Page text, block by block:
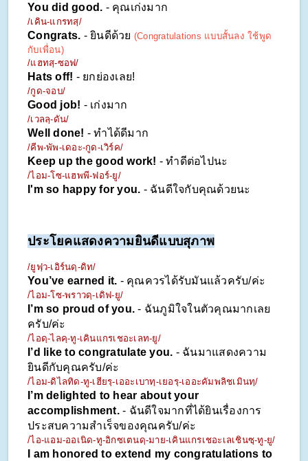
You did good. - คุณเก่งมาก
/เคิน-แกรทสฺ/
Congrats. - ยินดีด้วย (Congratulations แบบสั้นลง ใช้พูด
กับเพื่อน)
/แฮทสฺ-ซอฟ/
Hats off! - ยกย่องเลย!
/กูด-จอบ/
Good job! - เก่งมาก
/เวลลฺ-ดัน/
Well done! - ทำได้ดีมาก
/คีพ-พัพ-เดอะ-กูด-เวิร์ค/
Keep up the good work! - ทำดีต่อไปนะ
/ไอม-โซ-แฮพพี-ฟอร์-ยู/
I'm so happy for you. - ฉันดีใจกับคุณด้วยนะ
ประโยคแสดงความยินดีแบบสุภาพ
/ยูฟฺว-เอิร์นดฺ-ดิท/
You’ve earned it. - คุณควรได้รับมันแล้วครับ/ค่ะ
/ไอม-โซ-พราวดฺ-เดิฟ-ยู/
I’m so proud of you. - ฉันภูมิใจในตัวคุณมากเลย
ครับ/ค่ะ
/ไอดฺ-ไลคฺ-ทู-เคินแกรเชอะเลท-ยู/
I’d like to congratulate you. - ฉันมาแสดงความ
ยินดีกับคุณครับ/ค่ะ
/ไอม-ดิไลทิด-ทู-เฮียรฺ-เออะเบาทฺ-เยอรฺ-เออะคัมพลิชเมินทฺ/
I’m delighted to hear about your
accomplishment. - ฉันดีใจมากที่ได้ยินเรื่องการ
ประสบความสำเร็จของคุณครับ/ค่ะ
/ไอ-แอม-ออเนิด-ทู-อิกซเตนดฺ-มาย-เคินแกรเชอะเลเชินซฺ-ทู-ยู/
I am honored to extend my congratulations to